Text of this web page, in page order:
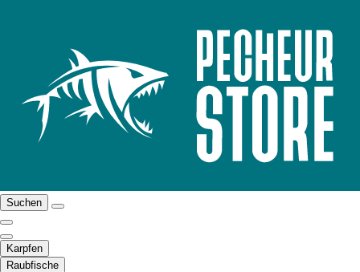
Suchen
Karpfen
Raubfische